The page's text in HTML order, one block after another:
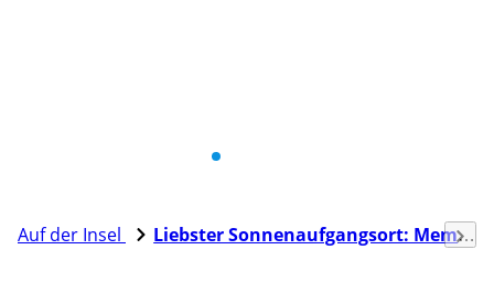
Auf der Insel Liebster Sonnenaufgangsort: Memmertfeuer